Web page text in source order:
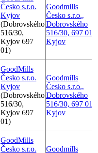
Česko s.r.o.
Kyjov
(Dobrovského
516/30,
Kyjov 697
01)
Goodmills
Česko s.r.o.,
Dobrovského
516/30, 697 01
Kyjov
GoodMills
Česko s.r.o.
Kyjov
(Dobrovského
516/30,
Kyjov 697
01)
Goodmills
Česko s.r.o.,
Dobrovského
516/30, 697 01
Kyjov
GoodMills
Česko s.r.o.
Goodmills